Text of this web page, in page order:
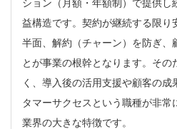
ション（月額・年額制）で提供し
益構造です。契約が継続する限り
半面、解約（チャーン）を防ぎ、
とが事業の根幹となります。その
く、導入後の活用支援や顧客の成
タマーサクセスという職種が非
業界の大きな特徴です。